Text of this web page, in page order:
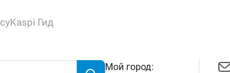
Kaspi Гид
Мой город: